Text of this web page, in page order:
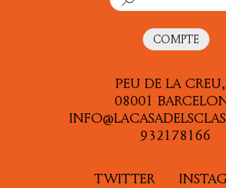
PATRÍSTICA
TEATRE
ALTRES
COMPTE
TWITTER
PEU DE LA
08001
932178166